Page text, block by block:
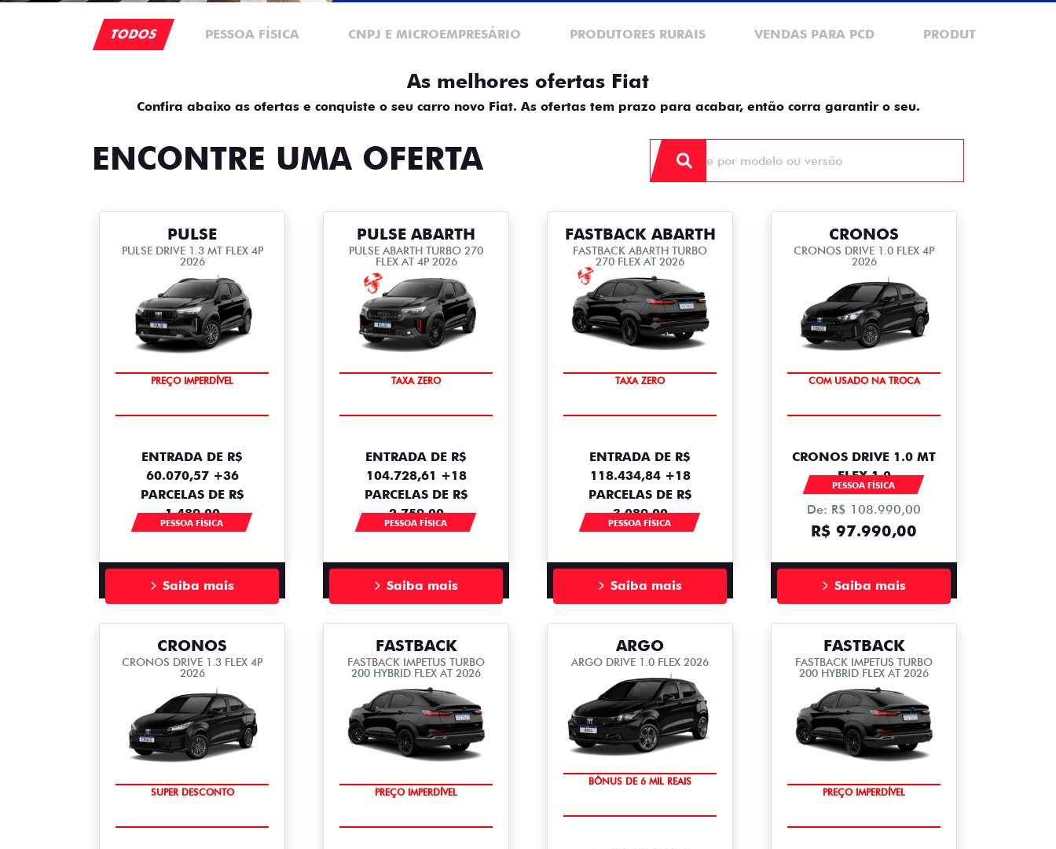
TODOS PESSOA FÍSICA CNPJ E MICROEMPRESÁRIO PRODUTORES RURAIS VENDAS PARA PCD PRODUTOR RURAL
As melhores ofertas Fiat
Confira abaixo as ofertas e conquiste o seu carro novo Fiat. As ofertas tem prazo para acabar, então corra garantir o seu.
ENCONTRE UMA OFERTA
PULSE
PULSE DRIVE 1.3 MT FLEX 4P
2026
ENTRADA DE R$
60.070,57 +36
PARCELAS DE R$
1.489,00
PESSOA FÍSICA
Saiba mais
PULSE ABARTH
PULSE ABARTH TURBO 270
FLEX AT 4P 2026
ENTRADA DE R$
104.728,61 +18
PARCELAS DE R$
2.759,00
PESSOA FÍSICA
Saiba mais
FASTBACK ABARTH
FASTBACK ABARTH TURBO
270 FLEX AT 2026
ENTRADA DE R$
118.434,84 +18
PARCELAS DE R$
3.089,00
PESSOA FÍSICA
Saiba mais
CRONOS
CRONOS DRIVE 1.0 FLEX 4P
2026
CRONOS DRIVE 1.0 MT
FLEX 1.0
PESSOA FÍSICA
De: R$ 108.990,00
R$ 97.990,00
Saiba mais
CRONOS
CRONOS DRIVE 1.3 FLEX 4P
2026
FASTBACK
FASTBACK IMPETUS TURBO
200 HYBRID FLEX AT 2026
ARGO
ARGO DRIVE 1.0 FLEX 2026
TAXA ZERO
FASTBACK
FASTBACK IMPETUS TURBO
200 HYBRID FLEX AT 2026